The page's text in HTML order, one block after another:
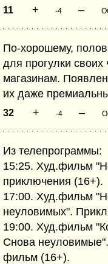
11 + -4 –
По-хорошему,
для прогулки
магазинам.
их даже
32 + -4 –
Из телепрограммы:
15:25. Худ.фильм
приключения (16+).
17:00. Худ.фильм
неуловимых".
19:00. Худ.фильм
Снова
фильм (16+).